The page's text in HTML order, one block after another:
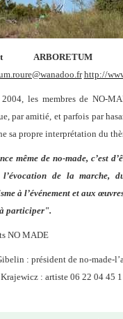
http://
2004, les membres de NO-
par amitié, et parfois par
sa propre interprétation du
même de no-made, c’est
l’évocation de la marche,
à l’événement et aux
participer".
NO MADE
: président de no-made-
: artiste 06 22 04 45